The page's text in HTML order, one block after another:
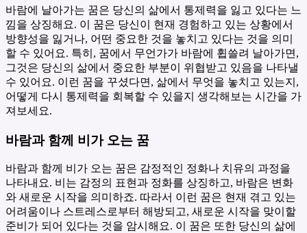
바람에 날아가는 꿈은 당신의 삶에서 통제력을 잃고 있다는 느
낌을 상징해요. 이 꿈은 당신이 현재 경험하고 있는 상황에서
방향성을 잃거나, 어떤 중요한 것을 놓치고 있다는 것을 의미
할 수 있어요. 특히, 꿈에서 무언가가 바람에 휩쓸려 날아가면,
그것은 당신의 삶에서 중요한 부분이 위협받고 있음을 나타낼
수 있어요. 이런 꿈을 꾸셨다면, 삶에서 무엇을 놓치고 있는지,
어떻게 다시 통제력을 회복할 수 있을지 생각해보는 시간을 가
져보세요.
바람과 함께 비가 오는 꿈
바람과 함께 비가 오는 꿈은 감정적인 정화나 치유의 과정을
나타내요. 비는 감정의 표현과 정화를 상징하고, 바람은 변화
와 새로운 시작을 의미하죠. 따라서 이런 꿈은 현재 겪고 있는
어려움이나 스트레스로부터 해방되고, 새로운 시작을 맞이할
준비가 되어 있다는 것을 암시해요. 이 꿈은 또한 당신의 삶에